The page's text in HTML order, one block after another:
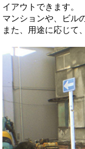
イアウトできます。
マンションや、ビル
また、用途に応じて